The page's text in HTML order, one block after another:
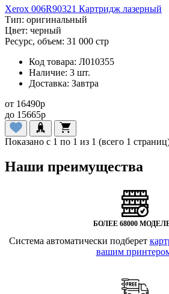
Xerox 006R90321 Картридж лазерный
Тип: оригинальный
Цвет: черный
Ресурс, объем: 31 000 стр
Код товара: Л010355
Наличие: 3 шт.
Доставка: Завтра
от 16490p
до 15665p
Показано с 1 по 1 из 1 (всего 1
Наши преимущества
БОЛЕЕ 68000
Система автоматически подберет
вашим